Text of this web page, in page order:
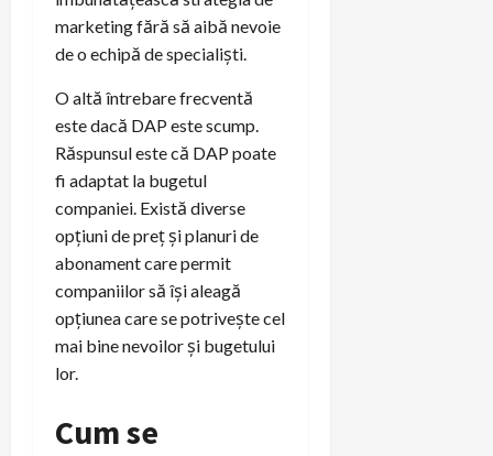
marketing fără să aibă nevoie
de o echipă de specialiști.
O altă întrebare frecventă
este dacă DAP este scump.
Răspunsul este că DAP poate
fi adaptat la bugetul
companiei. Există diverse
opțiuni de preț și planuri de
abonament care permit
companiilor să își aleagă
opțiunea care se potrivește cel
mai bine nevoilor și bugetului
lor.
Cum se